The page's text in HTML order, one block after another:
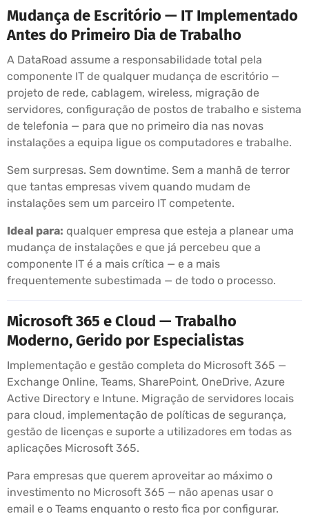
Mudança de Escritório — IT Implementado
Antes do Primeiro Dia de Trabalho
A DataRoad assume a responsabilidade total pela
componente IT de qualquer mudança de escritório —
projeto de rede, cablagem, wireless, migração de
servidores, configuração de postos de trabalho e sistema
de telefonia — para que no primeiro dia nas novas
instalações a equipa ligue os computadores e trabalhe.
Sem surpresas. Sem downtime. Sem a manhã de terror
que tantas empresas vivem quando mudam de
instalações sem um parceiro IT competente.
Ideal para: qualquer empresa que esteja a planear uma
mudança de instalações e que já percebeu que a
componente IT é a mais crítica — e a mais
frequentemente subestimada — de todo o processo.
Microsoft 365 e Cloud — Trabalho
Moderno, Gerido por Especialistas
Implementação e gestão completa do Microsoft 365 —
Exchange Online, Teams, SharePoint, OneDrive, Azure
Active Directory e Intune. Migração de servidores locais
para cloud, implementação de políticas de segurança,
gestão de licenças e suporte a utilizadores em todas as
aplicações Microsoft 365.
Para empresas que querem aproveitar ao máximo o
investimento no Microsoft 365 — não apenas usar o
email e o Teams enquanto o resto fica por configurar.